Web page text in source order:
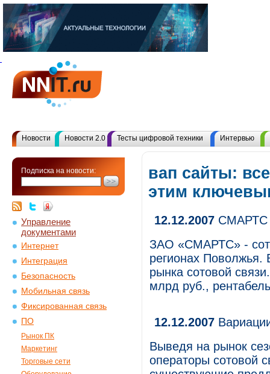
Новости Новости 2.0 Тесты цифровой техники Интервью
Подписка на новости:
Управление
документами
Интернет
Интеграция
Безопасность
Мобильная связь
Фиксированная связь
ПО
Рынок ПК
Маркетинг
Торговые сети
вап сайты:
этим
12.12.2007 СМАРТС
ЗАО «СМАРТС» -
регионах Поволжья.
рынка сотовой
млрд руб.,
12.12.2007
Выведя на рынок
операторы сотовой